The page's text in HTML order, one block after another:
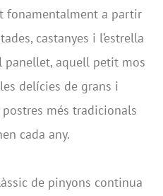
fonamentalment a partir
castanyes i l’estrella
aquell petit mos
delícies de grans i
més tradicionals
cada any.
de pinyons continua